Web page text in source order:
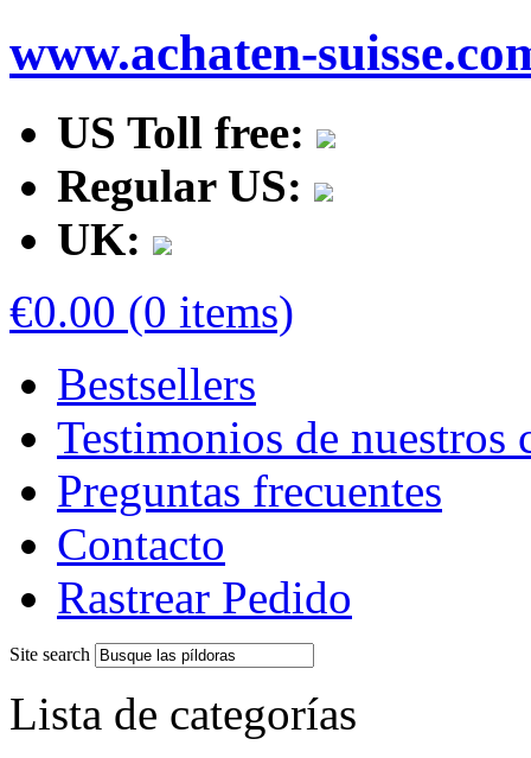
www.achaten-
US Toll free:
Regular US:
UK:
€0.00 (0 items)
Bestsellers
Testimonios de nuestros
Preguntas frecuentes
Contacto
Rastrear Pedido
Site search
Lista de categorías